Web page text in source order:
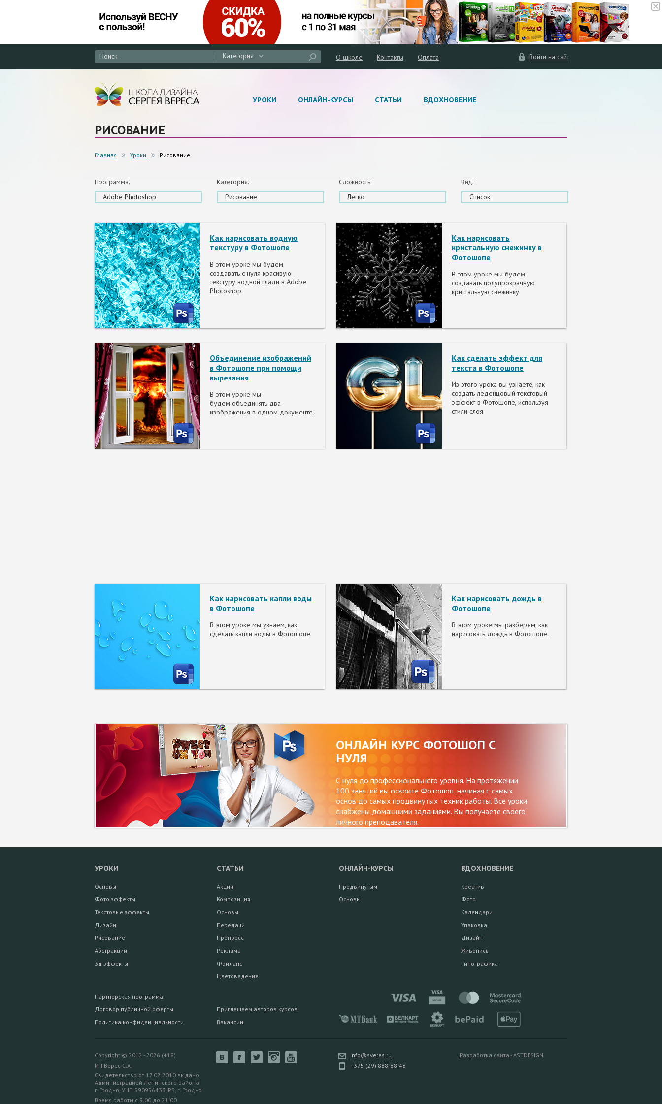
Войти на сайт
Категория О школе Контакты Оплата
УРОКИ ОНЛАЙН-КУРСЫ СТАТЬИ ВДОХНОВЕНИЕ
РИСОВАНИЕ
Главная Уроки Рисование
Программа:
Adobe Photoshop
Категория:
Рисование
Сложность:
Легко
Вид:
Список
Как нарисовать водную
текстуру в Фотошопе
В этом уроке мы будем
создавать с нуля красивую
текстуру водной глади в Adobe
Photoshop.
Как нарисовать
кристальную снежинку в
Фотошопе
В этом уроке мы будем
создавать полупрозрачную
кристальную снежинку.
Объединение изображений
в Фотошопе при помощи
вырезания
В этом уроке мы
будем объединять два
изображения в одном документе.
Как сделать эффект для
текста в Фотошопе
Из этого урока вы узнаете, как
создать леденцовый текстовый
эффект в Фотошопе, используя
стили слоя.
Как нарисовать капли воды
в Фотошопе
В этом уроке мы узнаем, как
сделать капли воды в Фотошопе.
Как нарисовать дождь в
Фотошопе
В этом уроке мы разберем, как
нарисовать дождь в Фотошопе.
ОНЛАЙН КУРС ФОТОШОП С
НУЛЯ
С нуля до профессионального уровня. На протяжении
100 занятий вы освоите Фотошоп, начиная с самых
основ до самых продвинутых техник работы. Все уроки
снабжены домашними заданиями. Вы получаете своего
личного преподавателя.
УРОКИ
Основы
Фото эффекты
Текстовые эффекты
Дизайн
Рисование
Абстракции
3д эффекты
СТАТЬИ
Акции
Композиция
Основы
Передачи
Препресс
Реклама
Фриланс
Цветоведение
ОНЛАЙН-КУРСЫ
Продвинутым
Основы
ВДОХНОВЕНИЕ
Креатив
Фото
Календари
Упаковка
Дизайн
Живопись
Типографика
Партнерская программа
Договор публичной оферты
Политика конфиденциальности
Приглашаем авторов курсов
Вакансии
Copyright © 2012 - 2026 (+18)
ИП Верес С.А.
Свидетельство от 17.02.2010 выдано
Администрацией Ленинского района
г. Гродно, УНП 590956433, РБ, г. Гродно
Время работы с 9.00 до 21.00
info@sveres.ru
+375 (29) 888-88-48
Разработка сайта - ASTDESIGN